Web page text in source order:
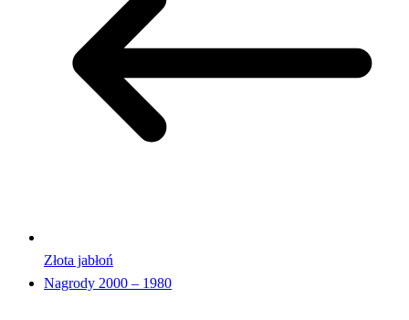
Złota jabłoń
Nagrody 2000 – 1980